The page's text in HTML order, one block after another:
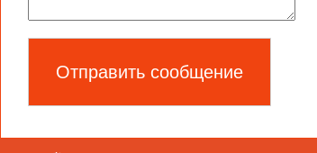
ДРЕНАЖНЫЕ ТРАПЫ TECE (TECEDRAINBOARD)
ДРЕНАЖНЫЕ СИСТЕМЫ TECE (TECEDRAIN)
ТУАЛЕТНЫЕ ТЕРМИНАЛЫ TECELUX